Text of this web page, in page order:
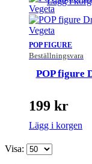
POP FIGURE
Beställningsvara
POP figure
199 kr
Lägg i korgen
Visa: